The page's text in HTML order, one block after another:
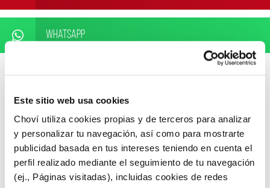
Este sitio web usa cookies
Choví utiliza cookies propias y de terceros para analizar
y personalizar tu navegación, así como para mostrarte
publicidad basada en tus intereses teniendo en cuenta el
perfil realizado mediante el seguimiento de tu navegación
(ej., Páginas visitadas), incluidas cookies de redes
WhatsApp
ARTÍCULOS RELACIONADOS